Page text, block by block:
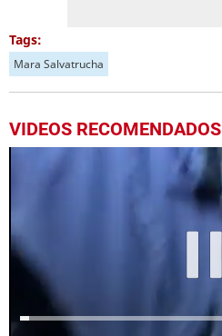
Tags:
Mara Salvatrucha
VIDEOS RECOMENDADOS